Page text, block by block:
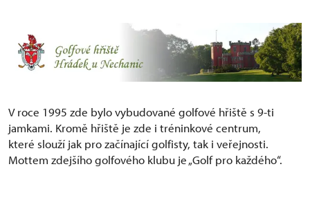
V roce 1995 zde bylo vybudované golfové hřiště s 9-ti
jamkami. Kromě hřiště je zde i tréninkové centrum,
které slouží jak pro začínající golfisty, tak i veřejnosti.
Mottem zdejšího golfového klubu je „Golf pro každého“.